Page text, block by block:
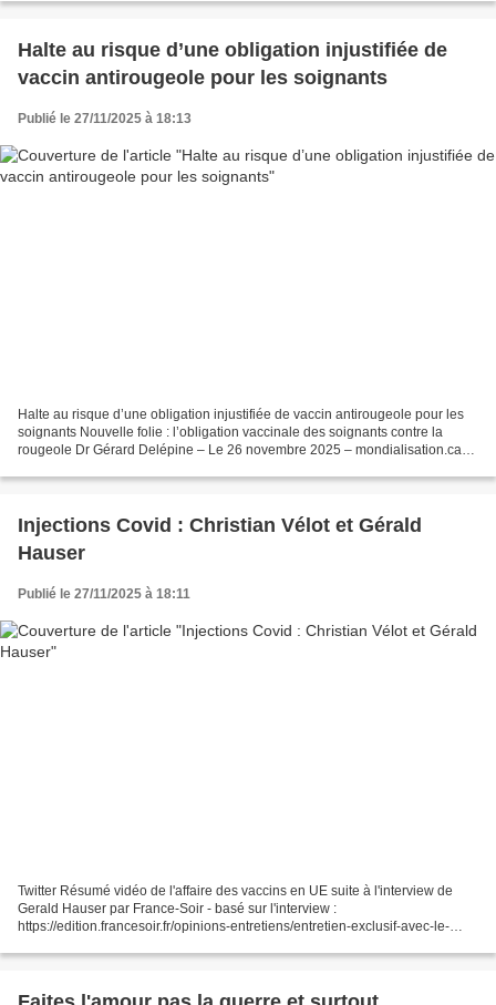
Halte au risque d’une obligation injustifiée de
vaccin antirougeole pour les soignants
Publié le 27/11/2025 à 18:13
Halte au risque d’une obligation injustifiée de vaccin antirougeole pour les
soignants Nouvelle folie : l’obligation vaccinale des soignants contre la
rougeole Dr Gérard Delépine – Le 26 novembre 2025 – mondialisation.ca
Injections Covid : Christian Vélot et Gérald
Hauser
Publié le 27/11/2025 à 18:11
Twitter Résumé vidéo de l'affaire des vaccins en UE suite à l'interview de
Gerald Hauser par France-Soir - basé sur l'interview :
https://edition.francesoir.fr/opinions-entretiens/entretien-exclusif-avec-le-